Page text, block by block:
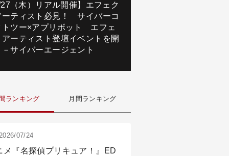
27（木）リアル開催】エフェク
ーティスト必見！ サイバーコ
トツー×アプリボット エフェ
アーティスト登壇イベントを開
サイバーエージェント
ランキング 月間ランキング
07/24
メ『名探偵プリキュア！』ED